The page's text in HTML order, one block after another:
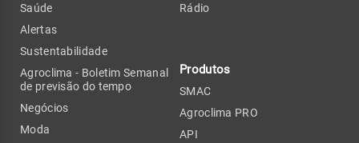
Saúde
Alertas
Sustentabilidade
Agroclima - Boletim Semanal
de previsão do tempo
Negócios
Moda
Rádio
Produtos
SMAC
Agroclima PRO
API